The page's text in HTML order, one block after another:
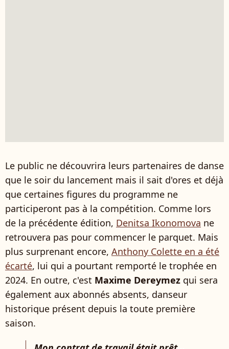
Le public ne découvrira leurs partenaires de danse
que le soir du lancement mais il sait d'ores et déjà
que certaines figures du programme ne
participeront pas à la compétition. Comme lors
de la précédente édition, Denitsa Ikonomova ne
retrouvera pas pour commencer le parquet. Mais
plus surprenant encore, Anthony Colette en a été
écarté, lui qui a pourtant remporté le trophée en
2024. En outre, c'est Maxime Dereymez qui sera
également aux abonnés absents, danseur
historique présent depuis la toute première
saison.